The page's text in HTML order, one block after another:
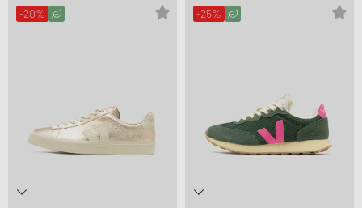
-20% -25%